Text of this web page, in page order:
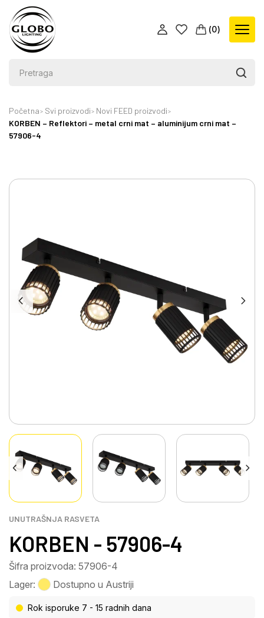
(0)
Početna Svi proizvodi
Novi FEED proizvodi
KORBEN – Reflektori – metal crni mat – aluminijum crni mat –
57906-4
UNUTRAŠNJA RASVETA
KORBEN - 57906-4
Šifra proizvoda: 57906-4
Lager:
Dostupno u Austriji
Rok isporuke 7 - 15 radnih dana